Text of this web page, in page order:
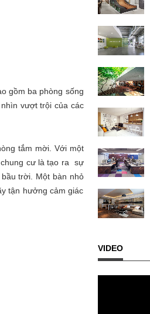
gồm ba phòng sống
vượt trội của các
tắm mời. Với một
chung cư là tạo ra sự
trời. Một bàn nhỏ
tận hưởng cảm giác
VIDEO